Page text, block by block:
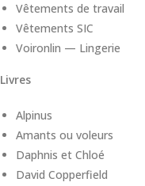
Vêtements de travail
Vêtements SIC
Voironlin — Lingerie
Livres
Alpinus
Amants ou voleurs
Daphnis et Chloé
David Copperfield